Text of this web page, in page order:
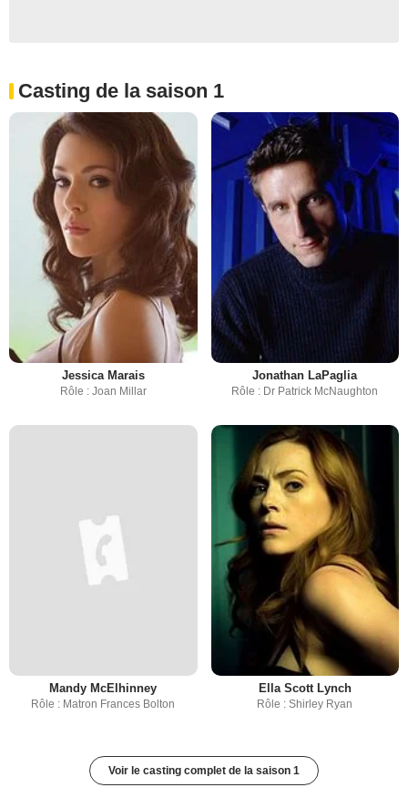
Casting de la saison 1
Jessica Marais
Rôle : Joan Millar
Jonathan LaPaglia
Rôle : Dr Patrick McNaughton
Mandy McElhinney
Rôle : Matron Frances Bolton
Ella Scott Lynch
Rôle : Shirley Ryan
Voir le casting complet de la saison 1